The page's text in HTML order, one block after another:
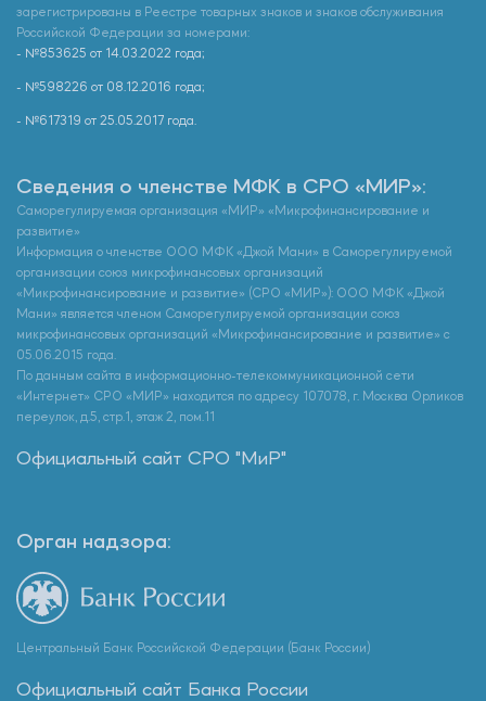
зарегистрированы в Реестре товарных знаков и знаков обслуживания
Российской Федерации за номерами:
- №853625 от 14.03.2022 года;
- №598226 от 08.12.2016 года;
- №617319 от 25.05.2017 года.
Сведения о членстве МФК в СРО «МИР»:
Саморегулируемая организация «МИР» «Микрофинансирование и
развитие»
Информация о членстве ООО МФК «Джой Мани» в Саморегулируемой
организации союз микрофинансовых организаций
«Микрофинансирование и развитие» (СРО «МИР»): ООО МФК «Джой
Мани» является членом Саморегулируемой организации союз
микрофинансовых организаций «Микрофинансирование и развитие» с
05.06.2015 года.
По данным сайта в информационно-телекоммуникационной сети
«Интернет» СРО «МИР» находится по адресу 107078, г. Москва Орликов
переулок, д.5, стр.1, этаж 2, пом.11
Официальный сайт СРО "МиР"
Орган надзора:
Центральный Банк Российской Федерации (Банк России)
Официальный сайт Банка России